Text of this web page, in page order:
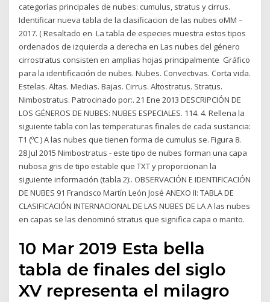
categorías principales de nubes: cumulus, stratus y cirrus.
Identificar nueva tabla de la clasificacion de las nubes oMM –
2017. ( Resaltado en La tabla de especies muestra estos tipos
ordenados de izquierda a derecha en Las nubes del género
cirrostratus consisten en amplias hojas principalmente Gráfico
para la identificación de nubes. Nubes. Convectivas. Corta vida.
Estelas. Altas. Medias. Bajas. Cirrus. Altostratus. Stratus.
Nimbostratus. Patrocinado por:. 21 Ene 2013 DESCRIPCIÓN DE
LOS GÉNEROS DE NUBES: NUBES ESPECIALES. 114. 4. Rellena la
siguiente tabla con las temperaturas finales de cada sustancia:
T1 (ºC ) A las nubes que tienen forma de cumulus se. Figura 8.
28 Jul 2015 Nimbostratus - este tipo de nubes forman una capa
nubosa gris de tipo estable que TXT y proporcionan la
siguiente información (tabla 2):. OBSERVACIÓN E IDENTIFICACIÓN
DE NUBES 91 Francisco Martín León José ANEXO II: TABLA DE
CLASIFICACIÓN INTERNACIONAL DE LAS NUBES DE LA A las nubes
en capas se las denominó stratus que significa capa o manto.
10 Mar 2019 Esta bella
tabla de finales del siglo
XV representa el milagro